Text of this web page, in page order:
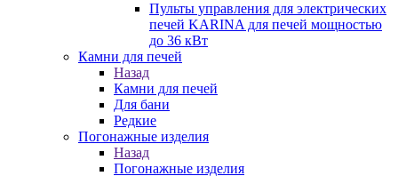
Пульты управления для электрических
печей KARINA для печей мощностью
до 36 кВт
Камни для печей
Назад
Камни для печей
Для бани
Редкие
Погонажные изделия
Назад
Погонажные изделия